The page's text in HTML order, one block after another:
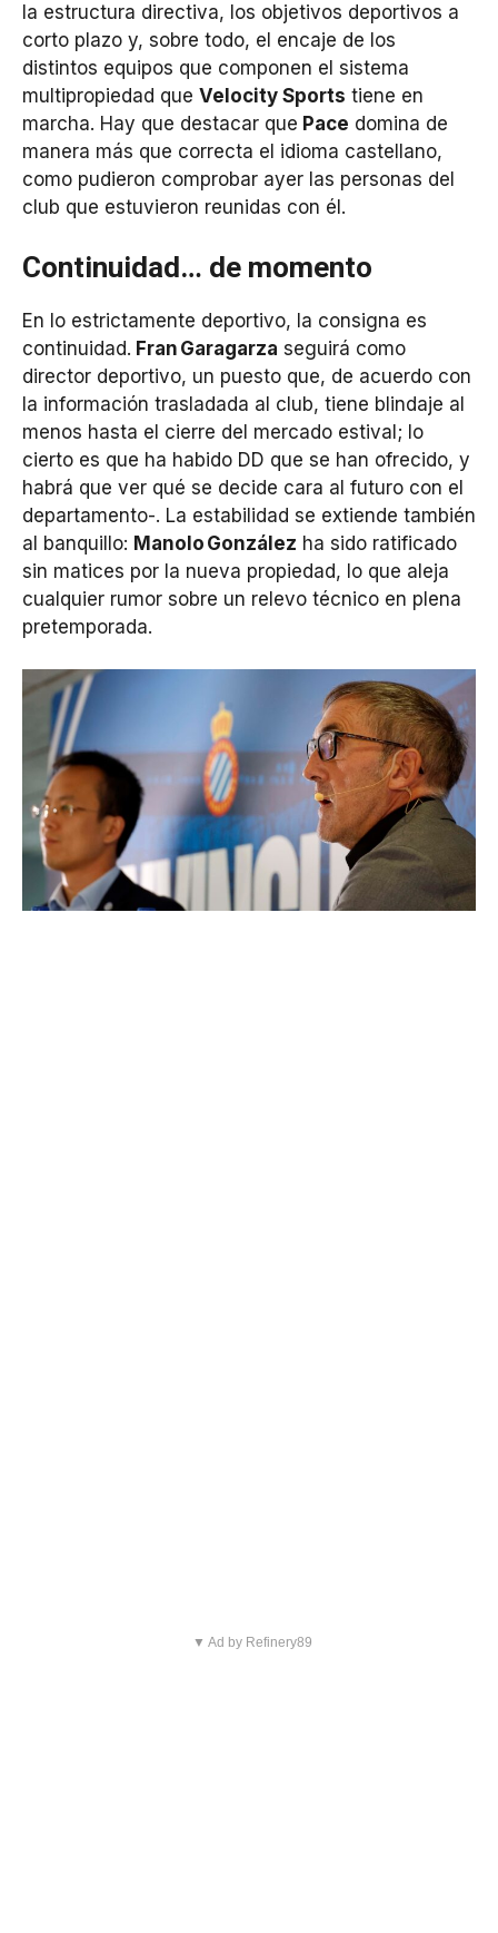
la estructura directiva, los objetivos deportivos a
corto plazo y, sobre todo, el encaje de los
distintos equipos que componen el sistema
multipropiedad que Velocity Sports tiene en
marcha. Hay que destacar que Pace domina de
manera más que correcta el idioma castellano,
como pudieron comprobar ayer las personas del
club que estuvieron reunidas con él.
Continuidad… de momento
En lo estrictamente deportivo, la consigna es
continuidad. Fran Garagarza seguirá como
director deportivo, un puesto que, de acuerdo con
la información trasladada al club, tiene blindaje al
menos hasta el cierre del mercado estival; lo
cierto es que ha habido DD que se han ofrecido, y
habrá que ver qué se decide cara al futuro con el
departamento-. La estabilidad se extiende también
al banquillo: Manolo González ha sido ratificado
sin matices por la nueva propiedad, lo que aleja
cualquier rumor sobre un relevo técnico en plena
pretemporada.
▼ Ad by Refinery89